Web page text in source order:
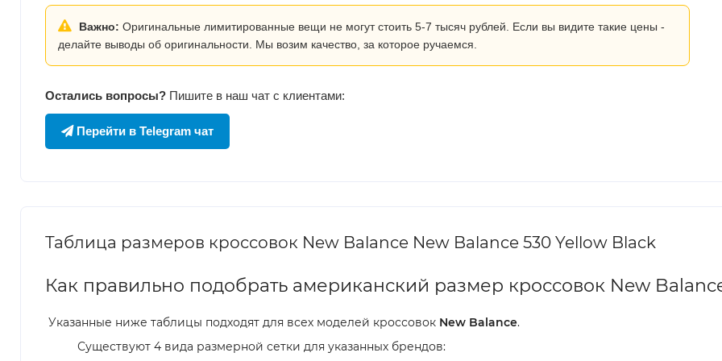
Важно: Оригинальные лимитированные вещи не могут стоить 5-7 тысяч рублей. Если вы видите такие цены -
делайте выводы об оригинальности. Мы возим качество, за которое ручаемся.
Остались вопросы? Пишите в наш чат с клиентами:
Перейти в Telegram чат
Таблица размеров кроссовок New Balance New Balance 530 Yellow Black
Как правильно подобрать американский размер кроссовок New
Указанные ниже таблицы подходят для всех моделей кроссовок New Balance.
Существуют 4 вида размерной сетки для указанных брендов: